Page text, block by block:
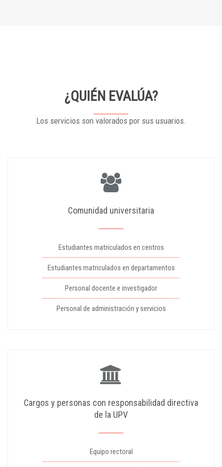
¿QUIÉN EVALÚA?
Los servicios son valorados por sus usuarios.
Comunidad universitaria
Estudiantes matriculados en centros
Estudiantes matriculados en departamentos
Personal docente e investigador
Personal de administración y servicios
Cargos y personas con responsabilidad directiva
de la UPV
Equipo rectoral